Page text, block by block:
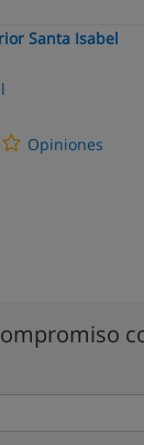
Santa Isabel
Opiniones